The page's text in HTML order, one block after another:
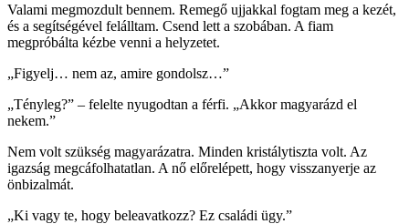
Valami megmozdult bennem. Remegő ujjakkal fogtam meg a kezét,
és a segítségével felálltam. Csend lett a szobában. A fiam
megpróbálta kézbe venni a helyzetet.
„Figyelj… nem az, amire gondolsz…”
„Tényleg?” – felelte nyugodtan a férfi. „Akkor magyarázd el
nekem.”
Nem volt szükség magyarázatra. Minden kristálytiszta volt. Az
igazság megcáfolhatatlan. A nő előrelépett, hogy visszanyerje az
önbizalmát.
„Ki vagy te, hogy beleavatkozz? Ez családi ügy.”